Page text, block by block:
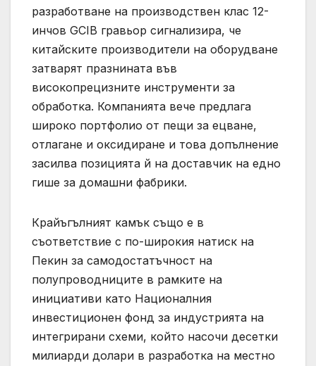
разработване на производствен клас 12-
инчов GCIB гравьор сигнализира, че
китайските производители на оборудване
затварят празнината във
високопрецизните инструменти за
обработка. Компанията вече предлага
широко портфолио от пещи за ецване,
отлагане и оксидиране и това допълнение
засилва позицията й на доставчик на едно
гише за домашни фабрики.
Крайъгълният камък също е в
съответствие с по-широкия натиск на
Пекин за самодостатъчност на
полупроводниците в рамките на
инициативи като Националния
инвестиционен фонд за индустрията на
интегрирани схеми, който насочи десетки
милиарди долари в разработка на местно